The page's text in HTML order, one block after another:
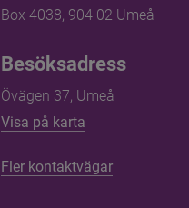
Box 4038, 904 02 Umeå
Besöksadress
Övägen 37, Umeå
Visa på karta
Fler kontaktvägar